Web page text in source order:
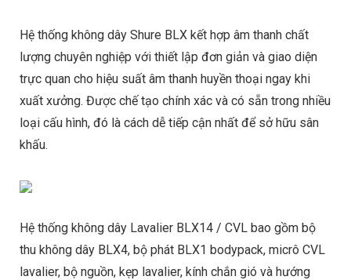
Hệ thống không dây Shure BLX kết hợp âm thanh chất
lượng chuyên nghiệp với thiết lập đơn giản và giao diện
trực quan cho hiệu suất âm thanh huyền thoại ngay khi
xuất xưởng. Được chế tạo chính xác và có sẵn trong nhiều
loại cấu hình, đó là cách dễ tiếp cận nhất để sở hữu sân
khấu.
Hệ thống không dây Lavalier BLX14 / CVL bao gồm bộ
thu không dây BLX4, bộ phát BLX1 bodypack, micrô CVL
lavalier, bộ nguồn, kẹp lavalier, kính chắn gió và hướng